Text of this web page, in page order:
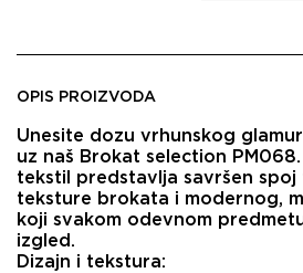
OPIS PROIZVODA
Unesite dozu vrhunskog
uz naš Brokat selection
tekstil predstavlja savršen spoj
teksture brokata i modernog,
koji svakom odevnom
izgled.
​Dizajn i tekstura: